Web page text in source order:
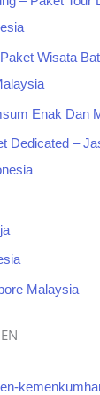
Wisata
Enak Dan
Dedicated –
Malaysia